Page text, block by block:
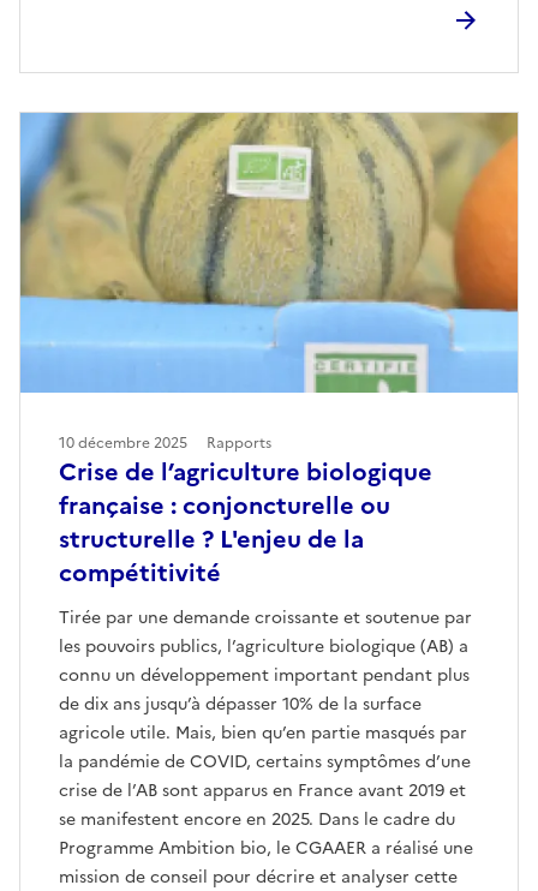
Crise de l’agriculture biologique
française : conjoncturelle ou
structurelle ? L'enjeu de la
compétitivité
Tirée par une demande croissante et soutenue par
les pouvoirs publics, l’agriculture biologique (AB) a
connu un développement important pendant plus
de dix ans jusqu’à dépasser 10% de la surface
agricole utile. Mais, bien qu’en partie masqués par
la pandémie de COVID, certains symptômes d’une
crise de l’AB sont apparus en France avant 2019 et
se manifestent encore en 2025. Dans le cadre du
Programme Ambition bio, le CGAAER a réalisé une
mission de conseil pour décrire et analyser cette
10 décembre 2025 Rapports